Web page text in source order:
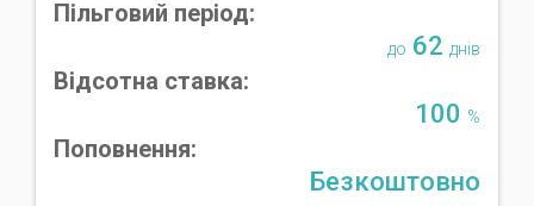
Пільговий період:
до 62 днів
Відсотна ставка:
100 %
Поповнення:
Безкоштовно